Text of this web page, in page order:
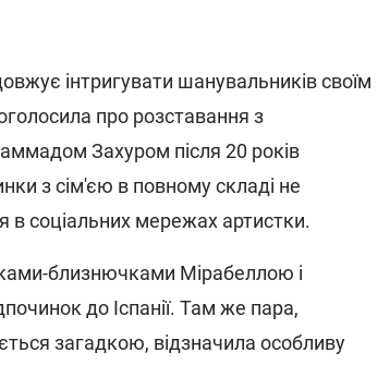
інтригувати шанувальників своїм
про розставання з
Захуром після 20 років
з сім'єю в повному складі не
соціальних мережах артистки.
близнючками Мірабеллою і
до Іспанії. Там же пара,
загадкою, відзначила особливу